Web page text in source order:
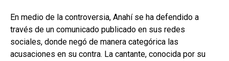
En medio de la controversia, Anahí se ha defendido a
través de un comunicado publicado en sus redes
sociales, donde negó de manera categórica las
acusaciones en su contra. La cantante, conocida por su